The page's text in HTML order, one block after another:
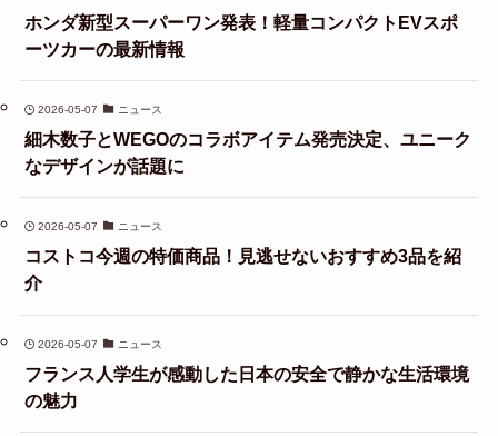
ホンダ新型スーパーワン発表！軽量コンパクトEVスポ
ーツカーの最新情報
2026-05-07 ニュース
細木数子とWEGOのコラボアイテム発売決定、ユニーク
なデザインが話題に
2026-05-07 ニュース
コストコ今週の特価商品！見逃せないおすすめ3品を紹
介
2026-05-07 ニュース
フランス人学生が感動した日本の安全で静かな生活環境
の魅力